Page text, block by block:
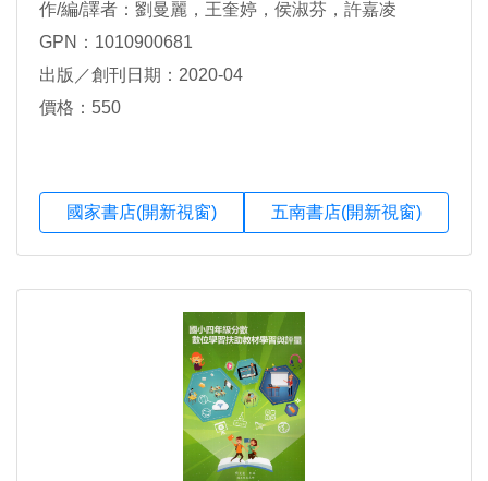
作/編/譯者：劉曼麗，王奎婷，侯淑芬，許嘉凌
GPN：1010900681
出版／創刊日期：2020-04
價格：550
國家書店(開新視窗) 五南書店(開新視窗)